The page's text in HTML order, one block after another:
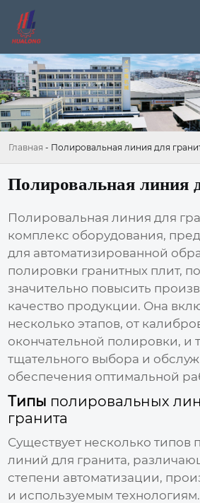
Главная - Полировальная линия для
Полировальная линия
Полировальная линия для
комплекс оборудования,
для автоматизированной
полировки гранитных плит,
значительно повысить
качество продукции. Она
несколько этапов, от
окончательной полировки, и
тщательного выбора и
обеспечения оптимальной
Типы полировальных
гранита
Существует несколько типов
линий для гранита,
степени автоматизации,
и используемым технологиям.